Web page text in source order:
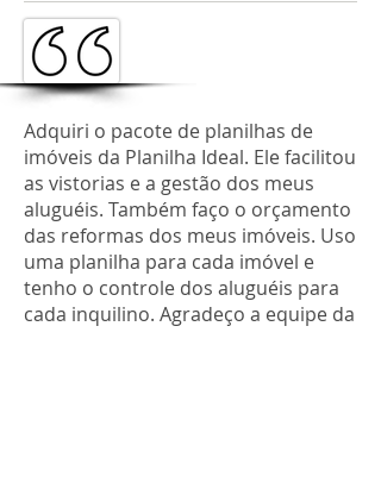
Adquiri o pacote de planilhas de
imóveis da Planilha Ideal. Ele facilitou
as vistorias e a gestão dos meus
aluguéis. Também faço o orçamento
das reformas dos meus imóveis. Uso
uma planilha para cada imóvel e
tenho o controle dos aluguéis para
cada inquilino. Agradeço a equipe da